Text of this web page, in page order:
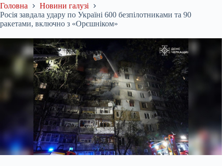
Головна
Новини галузі
Росія завдала удару по Україні 600 безпілотниками та 90
ракетами, включно з «Орєшніком»